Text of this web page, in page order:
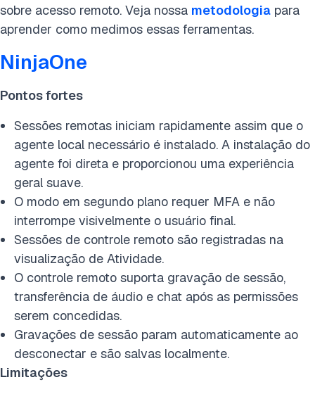
sobre acesso remoto. Veja nossa metodologia para
aprender como medimos essas ferramentas.
NinjaOne
Pontos fortes
Sessões remotas iniciam rapidamente assim que o
agente local necessário é instalado. A instalação do
agente foi direta e proporcionou uma experiência
geral suave.
O modo em segundo plano requer MFA e não
interrompe visivelmente o usuário final.
Sessões de controle remoto são registradas na
visualização de Atividade.
O controle remoto suporta gravação de sessão,
transferência de áudio e chat após as permissões
serem concedidas.
Gravações de sessão param automaticamente ao
desconectar e são salvas localmente.
Limitações